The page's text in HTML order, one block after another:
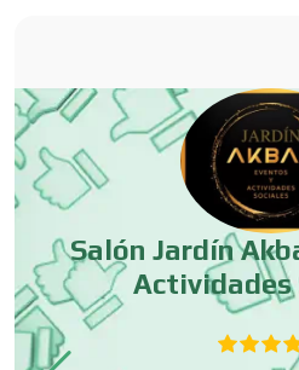
Cristalerías
Cromadoras
Decoración de
Salón Jardín
Actividades